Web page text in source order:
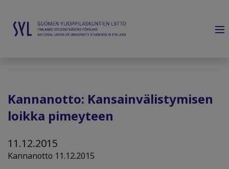
Kannanotto: Kansainvälistymisen
loikka pimeyteen
11.12.2015
Kannanotto 11.12.2015